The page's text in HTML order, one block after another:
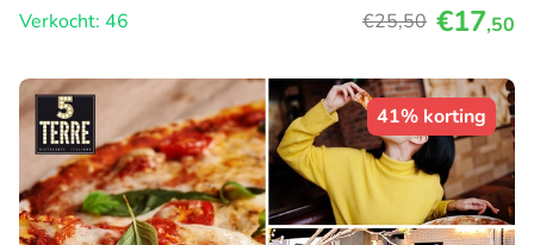
Verkocht: 46
€25,50 €17,50
41% korting